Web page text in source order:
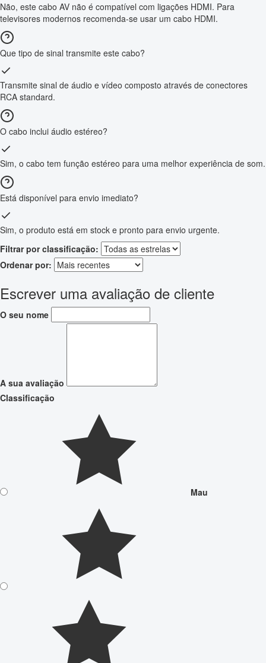
Não, este cabo AV não é compatível com ligações HDMI. Para
televisores modernos recomenda-se usar um cabo HDMI.
Que tipo de sinal transmite este cabo?
Transmite sinal de áudio e vídeo composto através de conectores
RCA standard.
O cabo inclui áudio estéreo?
Sim, o cabo tem função estéreo para uma melhor experiência de som.
Está disponível para envio imediato?
Sim, o produto está em stock e pronto para envio urgente.
Filtrar por classificação:
Ordenar por:
Escrever uma avaliação de cliente
O seu nome
A sua avaliação
Classificação
Mau